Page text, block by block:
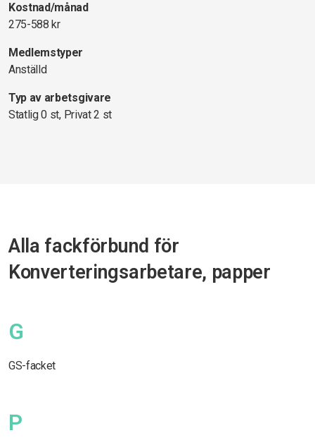
Kostnad/månad
275-588 kr
Medlemstyper
Anställd
Typ av arbetsgivare
Statlig 0 st, Privat 2 st
Alla fackförbund för
Konverteringsarbetare, papper
G
GS-facket
P